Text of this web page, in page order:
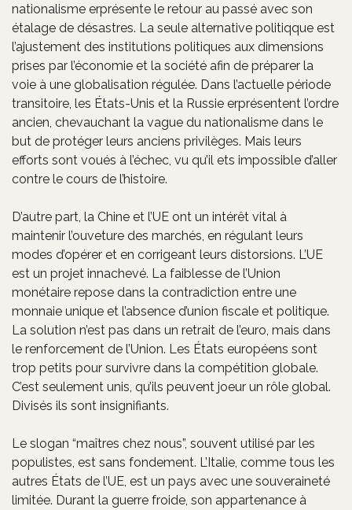
nationalisme erprésente le retour au passé avec son
étalage de désastres. La seule alternative politiqque est
l’ajustement des institutions politiques aux dimensions
prises par l’économie et la société afin de préparer la
voie à une globalisation régulée. Dans l’actuelle période
transitoire, les États-Unis et la Russie erprésentent l’ordre
ancien, chevauchant la vague du nationalisme dans le
but de protéger leurs anciens privilèges. Mais leurs
efforts sont voués à l’échec, vu qu’il ets impossible d’aller
contre le cours de l’histoire.
D’autre part, la Chine et l’UE ont un intérêt vital à
maintenir l’ouveture des marchés, en régulant leurs
modes d’opérer et en corrigeant leurs distorsions. L’UE
est un projet innachevé. La faiblesse de l’Union
monétaire repose dans la contradiction entre une
monnaie unique et l’absence d’union fiscale et politique.
La solution n’est pas dans un retrait de l’euro, mais dans
le renforcement de l’Union. Les États européens sont
trop petits pour survivre dans la compétition globale.
C’est seulement unis, qu’ils peuvent joeur un rôle global.
Divisés ils sont insignifiants.
Le slogan “maîtres chez nous”, souvent utilisé par les
populistes, est sans fondement. L’Italie, comme tous les
autres États de l’UE, est un pays avec une souveraineté
limitée. Durant la guerre froide, son appartenance à